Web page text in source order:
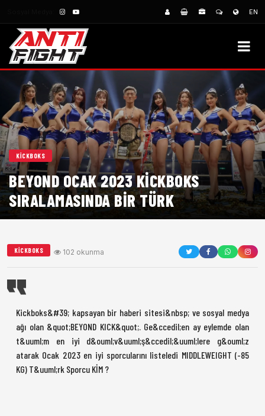
EN
KICKBOKS
BEYOND OCAK 2023 KICKBOKS
SIRALAMASINDA BIR TÜRK
KICKBOKS 102 okunma
Kickboks&#39; kapsayan bir haberi sitesi&nbsp; ve sosyal medya
ağı olan &quot;BEYOND KICK&quot;. Ge&ccedil;en ay eylemde olan
t&uuml;m en iyi d&ouml;v&uuml;ş&ccedil;&uuml;lere g&ouml;z
atarak Ocak 2023 en iyi sporcularını listeledi MIDDLEWEIGHT (-85
KG) T&uuml;rk Sporcu KİM ?